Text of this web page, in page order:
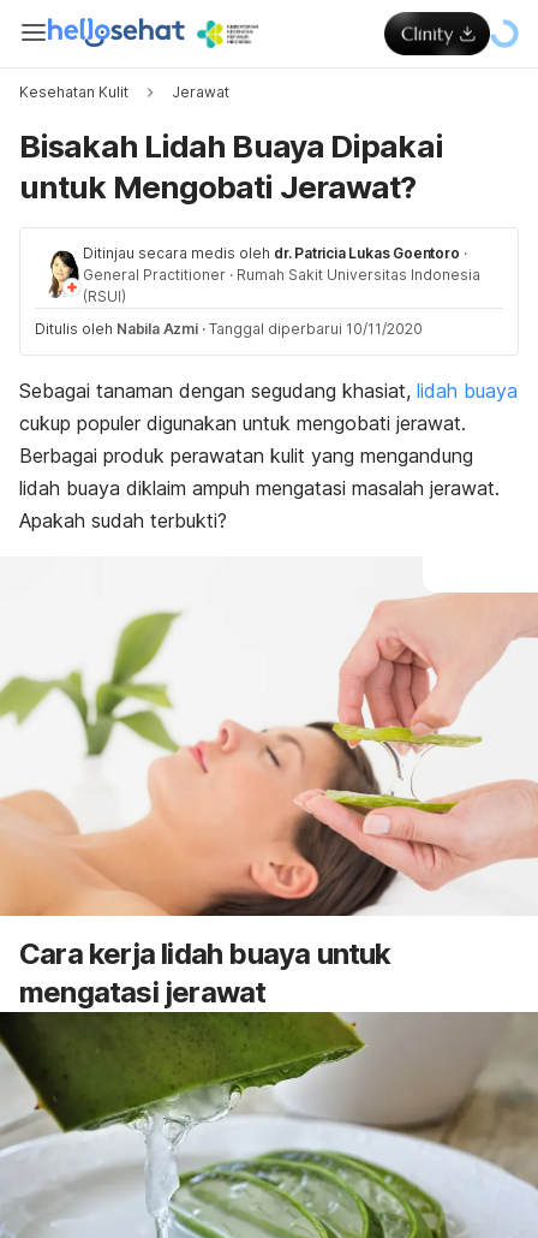
Kesehatan Kulit Jerawat
Bisakah Lidah Buaya Dipakai
untuk Mengobati Jerawat?
Ditinjau secara medis oleh dr. Patricia Lukas Goentoro ·
General Practitioner · Rumah Sakit Universitas Indonesia
(RSUI)
Ditulis oleh Nabila Azmi · Tanggal diperbarui 10/11/2020
Sebagai tanaman dengan segudang khasiat, lidah buaya
cukup populer digunakan untuk mengobati jerawat.
Berbagai produk perawatan kulit yang mengandung
lidah buaya diklaim ampuh mengatasi masalah jerawat.
Apakah sudah terbukti?
Cara kerja lidah buaya untuk
mengatasi jerawat